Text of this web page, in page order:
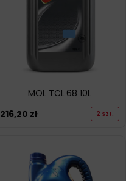
MOL TCL 68 10L
216,20 zł 2 szt.